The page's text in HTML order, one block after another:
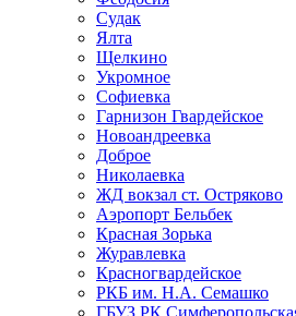
Судак
Ялта
Щелкино
Укромное
Софиевка
Гарнизон Гвардейское
Новоандреевка
Доброе
Николаевка
ЖД вокзал ст. Остряково
Аэропорт Бельбек
Красная Зорька
Журавлевка
Красногвардейское
РКБ им. Н.А. Семашко
ГБУЗ РК